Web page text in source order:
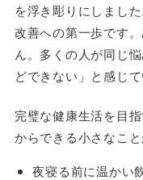
を浮き彫りにしまし
改善への第一歩です
ん。多くの人が同じ
どできない」と感じて
完璧な健康生活を目
からできる小さなこ
夜寝る前に温かい